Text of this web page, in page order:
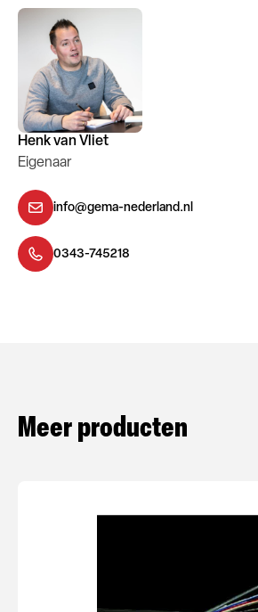
Henk van Vliet
Eigenaar
info@gema-nederland.nl
0343-745218
Meer producten